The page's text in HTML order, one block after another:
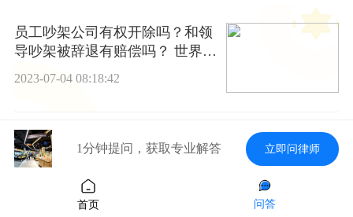
员工吵架公司有权开除吗？和领
导吵架被辞退有赔偿吗？ 世界快
2023-07-04 08:18:42
农民工工地受伤没签合同怎么赔
偿？请人干活摔伤了工人有责任
吗？-全球观速讯
2023-07-04 08:18:42
1分钟提问，获取专业解答 立即问律师
首页 问答